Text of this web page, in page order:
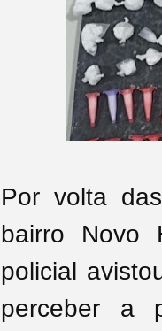
Por volta
bairro Novo
policial
perceber a